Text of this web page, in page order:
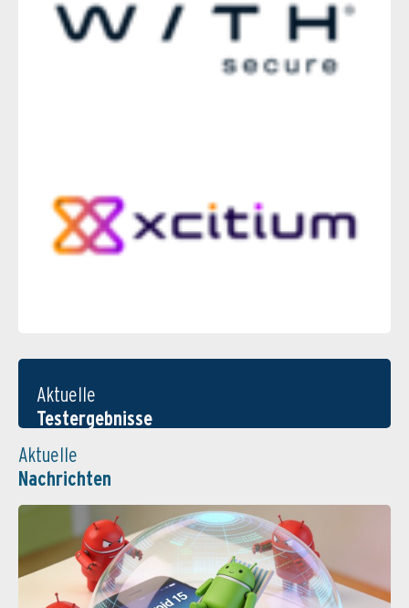
Aktuelle
Testergebnisse
Aktuelle
Nachrichten